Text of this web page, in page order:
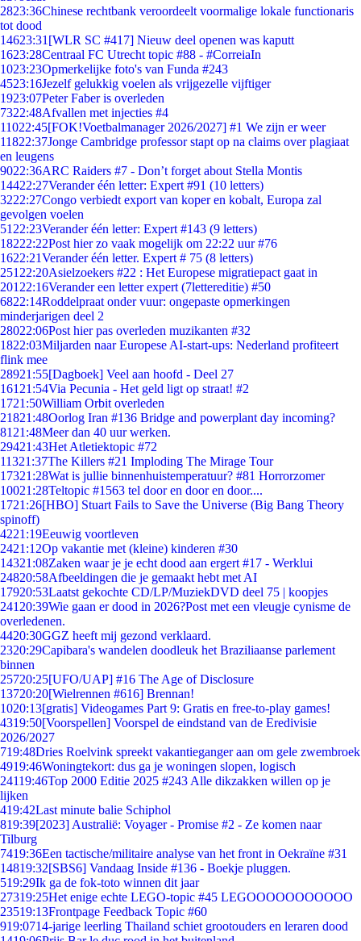
2823:36Chinese rechtbank veroordeelt voormalige lokale functionaris
tot dood
14623:31 [WLR SC #417] Nieuw deel openen was kaputt
1623:28Centraal FC Utrecht topic #88 - #CorreiaIn
1023:23Opmerkelijke foto's van Funda #243
4523:16Jezelf gelukkig voelen als vrijgezelle vijftiger
1923:07Peter Faber is overleden
7322:48Afvallen met injecties #4
11022:45[FOK!Voetbalmanager 2026/2027] #1 We zijn er weer
11822:37Jonge Cambridge professor stapt op na claims over plagiaat
en leugens
9022:36ARC Raiders #7 - Don’t forget about Stella Montis
14422:27Verander één letter: Expert #91 (10 letters)
3222:27Congo verbiedt export van koper en kobalt, Europa zal
gevolgen voelen
51 22:23Verander één letter: Expert #143 (9 letters)
18222:22Post hier zo vaak mogelijk om 22:22 uur #76
1622:21Verander één letter. Expert # 75 (8 letters)
251 22:20Asielzoekers #22 : Het Europese migratiepact gaat in
201 22:16Verander een letter expert (7lettereditie) #50
6822:14Roddelpraat onder vuur: ongepaste opmerkingen
minderjarigen deel 2
28022:06Post hier pas overleden muzikanten #32
1822:03Miljarden naar Europese AI-start-ups: Nederland profiteert
flink mee
28921:55[Dagboek] Veel aan hoofd - Deel 27
161 21:54Via Pecunia - Het geld ligt op straat! #2
1721:50William Orbit overleden
21821:48Oorlog Iran #136 Bridge and powerplant day incoming?
81 21:48Meer dan 40 uur werken.
29421:43Het Atletiektopic #72
11321:37The Killers #21 Imploding The Mirage Tour
17321:28Wat is jullie binnenhuistemperatuur? #81 Horrorzomer
10021:28Teltopic #1563 tel door en door en door....
1721:26[HBO] Stuart Fails to Save the Universe (Big Bang Theory
spinoff)
4221:19Eeuwig voortleven
2421:12Op vakantie met (kleine) kinderen #30
14321:08Zaken waar je je echt dood aan ergert #17 - Werklui
24820:58Afbeeldingen die je gemaakt hebt met AI
17920:53Laatst gekochte CD/LP/MuziekDVD deel 75 | koopjes
241 20:39Wie gaan er dood in 2026?Post met een vleugje cynisme de
overledenen.
4420:30GGZ heeft mij gezond verklaard.
2320:29Capibara's wandelen doodleuk het Braziliaanse parlement
binnen
25720:25[UFO/UAP] #16 The Age of Disclosure
13720:20[Wielrennen #616] Brennan!
1020:13[gratis] Videogames Part 9: Gratis en free-to-play games!
4319:50[Voorspellen] Voorspel de eindstand van de Eredivisie
2026/2027
719:48Dries Roelvink spreekt vakantieganger aan om gele zwembroek
4919:46Woningtekort: dus ga je woningen slopen, logisch
24119:46Top 2000 Editie 2025 #243 Alle dikzakken willen op je
lijken
419:42Last minute balie Schiphol
819:39[2023] Australië: Voyager - Promise #2 - Ze komen naar
Tilburg
7419:36Een tactische/militaire analyse van het front in Oekraïne #31
14819:32[SBS6] Vandaag Inside #136 - Boekje pluggen.
519:29Ik ga de fok-toto winnen dit jaar
27319:25Het enige echte LEGO-topic #45 LEGOOOOOOOOOOO
23519:13Frontpage Feedback Topic #60
919:0714-jarige leerling Thailand schiet grootouders en leraren dood